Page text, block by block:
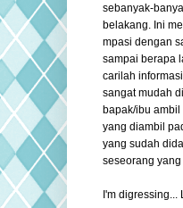
sebanyak-
belakang. Ini
mpasi dengan
sampai berapa
carilah
sangat mudah
bapak/ibu
yang diambil
yang sudah
seseorang
I'm digressing...